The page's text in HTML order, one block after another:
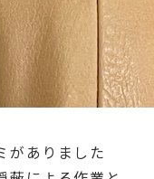
がありました